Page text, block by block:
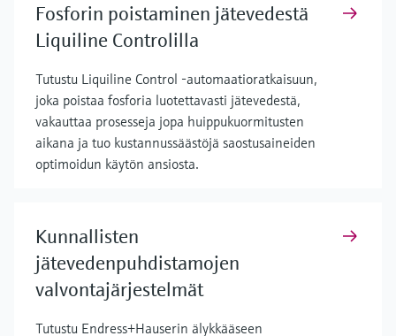
Fosforin poistaminen jätevedestä
Liquiline Controlilla
Tutustu Liquiline Control -automaatioratkaisuun,
joka poistaa fosforia luotettavasti jätevedestä,
vakauttaa prosesseja jopa huippukuormitusten
aikana ja tuo kustannussäästöjä saostusaineiden
optimoidun käytön ansiosta.
Kunnallisten
jätevedenpuhdistamojen
valvontajärjestelmät
Tutustu Endress+Hauserin älykkääseen